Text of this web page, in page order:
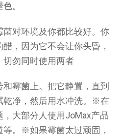
。
对环境及你都比较好。你
，因为它不会让你头昏，
切勿同时使用两者
霉菌上。把它静置，直到
乾净，然后用水冲洗。※在
大部分人使用JoMax产品
。※如果霉菌太过顽固，